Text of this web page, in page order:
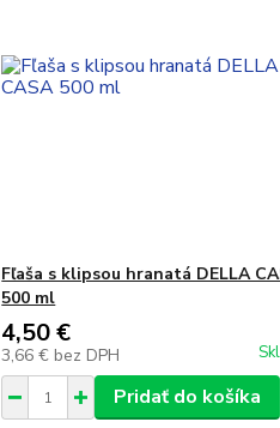
Fľaša s klipsou hranatá DELLA
500 ml
4,50 €
3,66 € bez DPH
Pridať do košíka